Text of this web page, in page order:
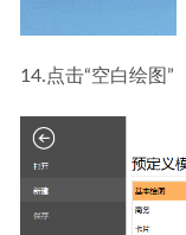
14.点击“空白绘图”